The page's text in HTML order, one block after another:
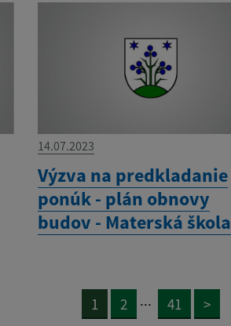
14.07.2023
Výzva na predkladanie
ponúk - plán obnovy
budov - Materská škola
1 2 ... 41 >